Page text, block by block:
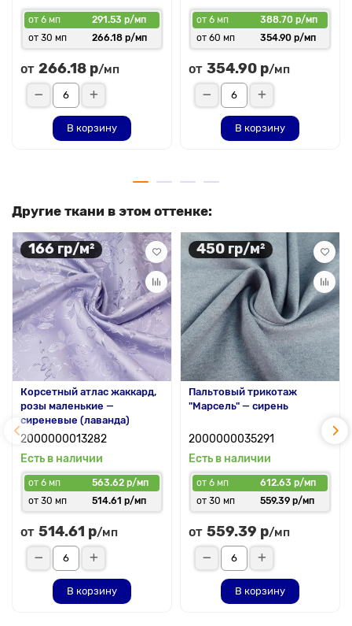
от 6 мп
291.53 р/мп
от 30 мп
266.18 р/мп
от 266.18 р/мп
В корзину
от 6 мп
388.70 р/мп
от 60 мп
354.90 р/мп
от 354.90 р/мп
В корзину
Другие ткани в этом оттенке:
166 гр/м²
Корсетный атлас жаккард,
розы маленькие —
сиреневые (лаванда)
2000000013282
Есть в наличии
от 6 мп
563.62 р/мп
от 30 мп
514.61 р/мп
от 514.61 р/мп
В корзину
450 гр/м²
Пальтовый трикотаж
"Марсель" — сирень
2000000035291
Есть в наличии
от 6 мп
612.63 р/мп
от 30 мп
559.39 р/мп
от 559.39 р/мп
В корзину